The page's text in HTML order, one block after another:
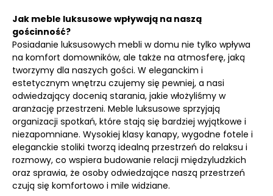
Jak meble luksusowe wpływają na naszą
gościnność?
Posiadanie luksusowych mebli w domu nie tylko wpływa
na komfort domowników, ale także na atmosferę, jaką
tworzymy dla naszych gości. W eleganckim i
estetycznym wnętrzu czujemy się pewniej, a nasi
odwiedzający docenią starania, jakie włożyliśmy w
aranżację przestrzeni. Meble luksusowe sprzyjają
organizacji spotkań, które stają się bardziej wyjątkowe i
niezapomniane. Wysokiej klasy kanapy, wygodne fotele i
eleganckie stoliki tworzą idealną przestrzeń do relaksu i
rozmowy, co wspiera budowanie relacji międzyludzkich
oraz sprawia, że osoby odwiedzające naszą przestrzeń
czują się komfortowo i mile widziane.